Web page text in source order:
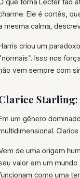
que torna Lecter tão
Ele é cortês,
mesma calma,
criou um
Isso nos
vem sempre com
Starling:
um gênero
de uma origem
valor em um
como uma